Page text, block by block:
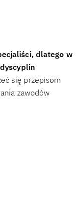
dlatego w
się przepisom
zawodów